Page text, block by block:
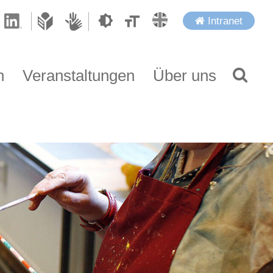
Intranet
Veranstaltungen Über uns